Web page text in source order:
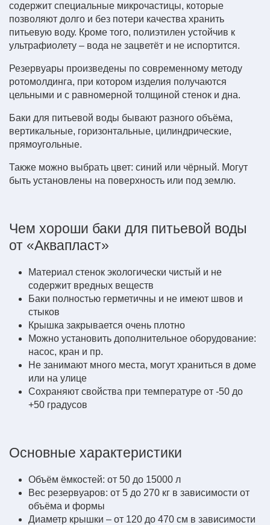
содержит специальные микрочастицы, которые
позволяют долго и без потери качества хранить
питьевую воду. Кроме того, полиэтилен устойчив к
ультрафиолету – вода не зацветёт и не испортится.
Резервуары произведены по современному методу
ротомолдинга, при котором изделия получаются
цельными и с равномерной толщиной стенок и дна.
Баки для питьевой воды бывают разного объёма,
вертикальные, горизонтальные, цилиндрические,
прямоугольные.
Также можно выбрать цвет: синий или чёрный. Могут
быть установлены на поверхность или под землю.
Чем хороши баки для питьевой воды
от «Аквапласт»
Материал стенок экологически чистый и не
содержит вредных веществ
Баки полностью герметичны и не имеют швов и
стыков
Крышка закрывается очень плотно
Можно установить дополнительное оборудование:
насос, кран и пр.
Не занимают много места, могут храниться в доме
или на улице
Сохраняют свойства при температуре от -50 до
+50 градусов
Основные характеристики
Объём ёмкостей: от 50 до 15000 л
Вес резервуаров: от 5 до 270 кг в зависимости от
объёма и формы
Диаметр крышки – от 120 до 470 см в зависимости